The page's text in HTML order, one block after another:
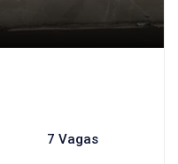
7 Vagas